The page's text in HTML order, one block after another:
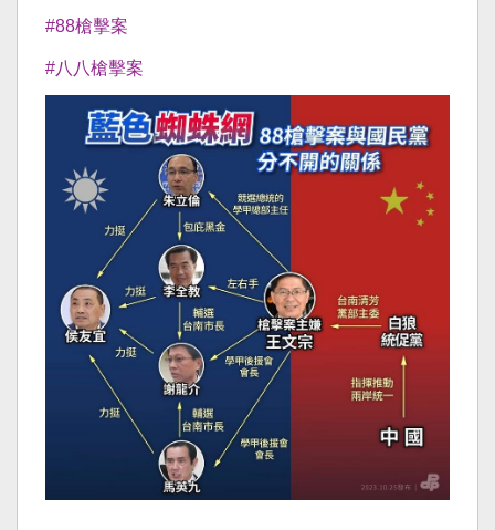
#88槍擊案
#八八槍擊案